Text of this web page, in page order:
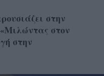
στην
στον
στην